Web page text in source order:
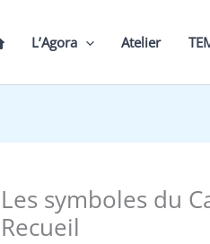
L’Agora Atelier
Les symboles du
Recueil
quantité
de